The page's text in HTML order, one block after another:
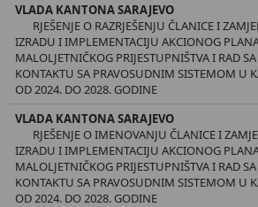
VLADA KANTONA SARAJEVO
RJEŠENJE O RAZRJEŠENJU ČLANICE I
IZRADU I IMPLEMENTACIJU AKCIONOG
MALOLJETNIČKOG PRIJESTUPNIŠTVA I RAD
KONTAKTU SA PRAVOSUDNIM SISTEMOM U
OD 2024. DO 2028. GODINE
VLADA KANTONA SARAJEVO
RJEŠENJE O IMENOVANJU ČLANICE I
IZRADU I IMPLEMENTACIJU AKCIONOG
MALOLJETNIČKOG PRIJESTUPNIŠTVA I RAD
KONTAKTU SA PRAVOSUDNIM SISTEMOM U
OD 2024. DO 2028. GODINE